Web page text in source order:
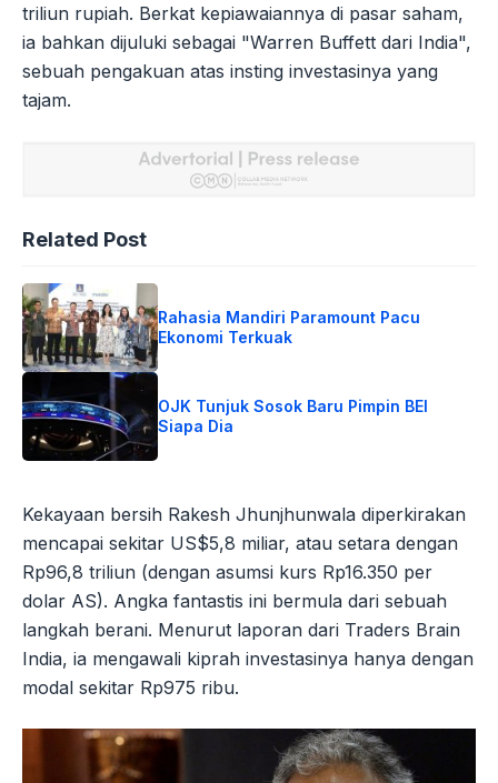
triliun rupiah. Berkat kepiawaiannya di pasar saham,
ia bahkan dijuluki sebagai "Warren Buffett dari India",
sebuah pengakuan atas insting investasinya yang
tajam.
Related Post
Rahasia Mandiri Paramount Pacu
Ekonomi Terkuak
OJK Tunjuk Sosok Baru Pimpin BEI
Siapa Dia
Kekayaan bersih Rakesh Jhunjhunwala diperkirakan
mencapai sekitar US$5,8 miliar, atau setara dengan
Rp96,8 triliun (dengan asumsi kurs Rp16.350 per
dolar AS). Angka fantastis ini bermula dari sebuah
langkah berani. Menurut laporan dari Traders Brain
India, ia mengawali kiprah investasinya hanya dengan
modal sekitar Rp975 ribu.